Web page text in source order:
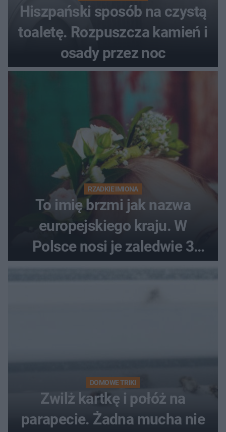
Hiszpański sposób na czystą
toaletę. Rozpuszcza kamień i
osady przez noc
RZADKIE IMIONA
To imię brzmi jak nazwa
europejskiego kraju. W
Polsce nosi je zaledwie 3
kobiety
DOMOWE TRIKI
Zwilż kartkę i połóż na
parapecie. Żadna mucha nie